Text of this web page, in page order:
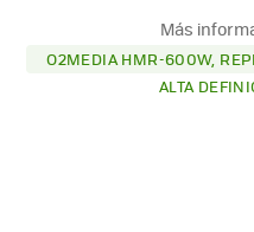
Más
O2MEDIA HMR-600W,
ALTA